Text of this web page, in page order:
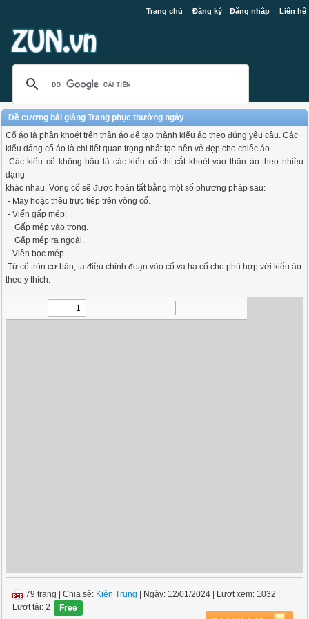
Trang chủ Đăng ký Đăng nhập Liên hệ
Đề cương bài giảng Trang phục thường ngày
Cổ áo là phần khoét trên thân áo để tạo thành kiểu áo theo đúng yêu cầu. Các
kiểu dáng cổ áo là chi tiết quan trọng nhất tạo nên vẻ đẹp cho chiếc áo.
Các kiểu cổ không bâu là các kiểu cổ chỉ cắt khoét vào thân áo theo nhiều
dạng
khác nhau. Vòng cổ sẽ được hoàn tất bằng một số phương pháp sau:
- May hoặc thêu trực tiếp trên vòng cổ.
- Viến gấp mép:
+ Gấp mép vào trong.
+ Gấp mép ra ngoài.
- Viền bọc mép.
Từ cổ tròn cơ bản, ta điều chỉnh đoạn vào cổ và hạ cổ cho phù hợp với kiểu áo
theo ý thích.
79 trang |Chia sẻ: Kiên Trung | Ngày: 12/01/2024 | Lượt xem: 1032
Lượt tải: 2
Free